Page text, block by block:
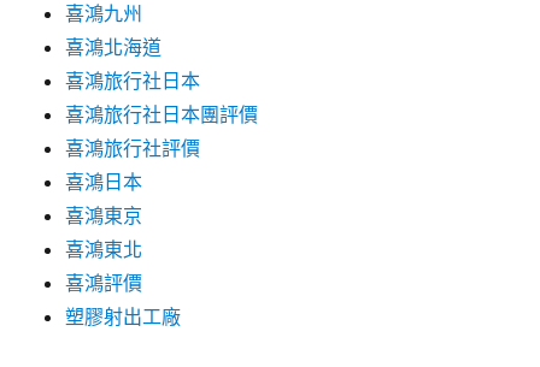
喜鴻九州
喜鴻北海道
喜鴻旅行社日本
喜鴻旅行社日本團評價
喜鴻旅行社評價
喜鴻日本
喜鴻東京
喜鴻東北
喜鴻評價
塑膠射出工廠